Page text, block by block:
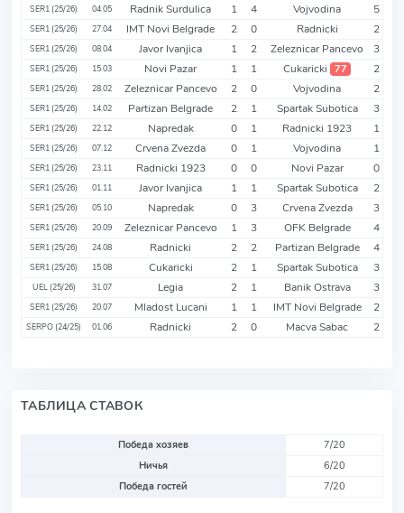
SER1 (25/26) 04.05 Radnik Surdulica 1 4 Vojvodina 5
SER1 (25/26) 27.04 IMT Novi Belgrade 2 0 Radnicki 2
SER1 (25/26) 08.04 Javor Ivanjica 1 2 Zeleznicar Pancevo 3
SER1 (25/26) 15.03 Novi Pazar 1 1 Cukaricki 77 2
SER1 (25/26) 28.02 Zeleznicar Pancevo 2 0 Vojvodina 2
SER1 (25/26) 14.02 Partizan Belgrade 2 1 Spartak Subotica 3
SER1 (25/26) 22.12 Napredak 0 1 Radnicki 1923 1
SER1 (25/26) 07.12 Crvena Zvezda 0 1 Vojvodina 1
SER1 (25/26) 23.11 Radnicki 1923 0 0 Novi Pazar 0
SER1 (25/26) 01.11 Javor Ivanjica 1 1 Spartak Subotica 2
SER1 (25/26) 05.10 Napredak 0 3 Crvena Zvezda 3
SER1 (25/26) 20.09 Zeleznicar Pancevo 1 3 OFK Belgrade 4
SER1 (25/26) 24.08 Radnicki 2 2 Partizan Belgrade 4
SER1 (25/26) 15.08 Cukaricki 2 1 Spartak Subotica 3
UEL (25/26) 31.07 Legia 2 1 Banik Ostrava 3
SER1 (25/26) 20.07 Mladost Lucani 1 1 IMT Novi Belgrade 2
SERPO (24/25) 01.06 Radnicki 2 0 Macva Sabac 2
ТАБЛИЦА СТАВОК
Победа хозяев
7/20
Ничья
6/20
Победа гостей
7/20